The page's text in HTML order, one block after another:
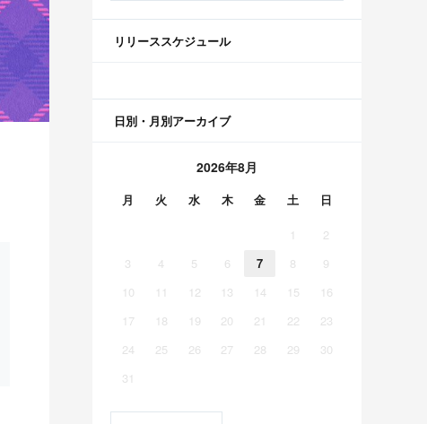
リリーススケジュール
日別・月別アーカイブ
2026年8月
月 火 水 木 金 土 日
1
2
3
4 5 6 7 8
9
10
11 12 13 14 15
16
17
18 19 20 21 22
23
24
25 26 27 28 29
30
31